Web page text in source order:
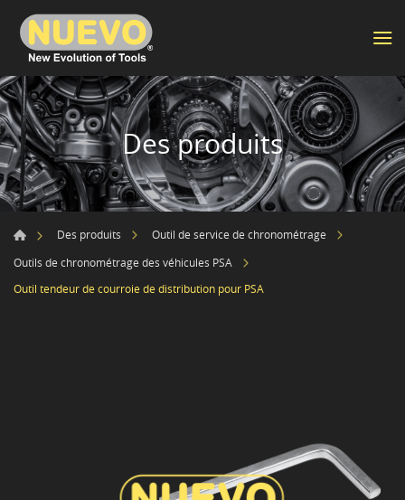
Des produits
Des produits
Outil de service de chronométrage
Outils de chronométrage des véhicules PSA
Outil tendeur de courroie de distribution pour PSA